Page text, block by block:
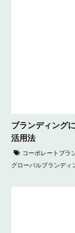
ブランディング
活用法
コーポレートブラ
グローバルブランディ